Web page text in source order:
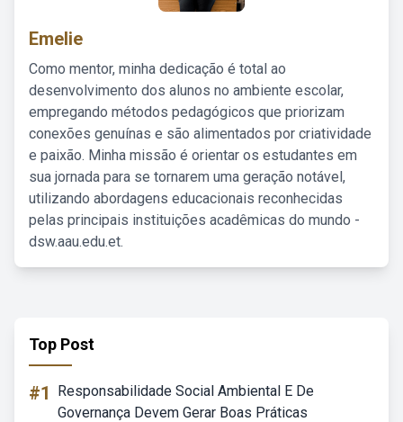
Emelie
Como mentor, minha dedicação é total ao
desenvolvimento dos alunos no ambiente escolar,
empregando métodos pedagógicos que priorizam
conexões genuínas e são alimentados por criatividade
e paixão. Minha missão é orientar os estudantes em
sua jornada para se tornarem uma geração notável,
utilizando abordagens educacionais reconhecidas
pelas principais instituições acadêmicas do mundo -
dsw.aau.edu.et.
Top Post
#1
Responsabilidade Social Ambiental E De
Governança Devem Gerar Boas Práticas